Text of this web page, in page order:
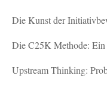
Die Kunst der
Die C25K Methode: Ein
Upstream Thinking: